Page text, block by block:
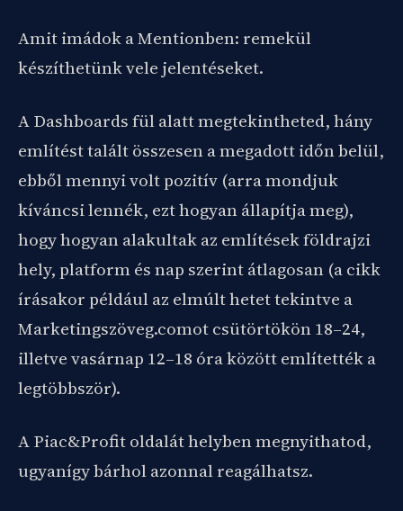
Amit imádok a Mentionben: remekül
készíthetünk vele jelentéseket.
A Dashboards fül alatt megtekintheted, hány
említést talált összesen a megadott időn belül,
ebből mennyi volt pozitív (arra mondjuk
kíváncsi lennék, ezt hogyan állapítja meg),
hogy hogyan alakultak az említések földrajzi
hely, platform és nap szerint átlagosan (a cikk
írásakor például az elmúlt hetet tekintve a
Marketingszöveg.comot csütörtökön 18–24,
illetve vasárnap 12–18 óra között említették a
legtöbbször).
A Piac&Profit oldalát helyben megnyithatod,
ugyanígy bárhol azonnal reagálhatsz.